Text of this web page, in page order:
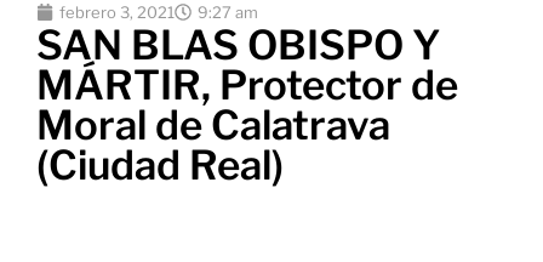
febrero 3, 2021 9:27 am
SAN BLAS OBISPO Y
MÁRTIR, Protector de
Moral de Calatrava
(Ciudad Real)